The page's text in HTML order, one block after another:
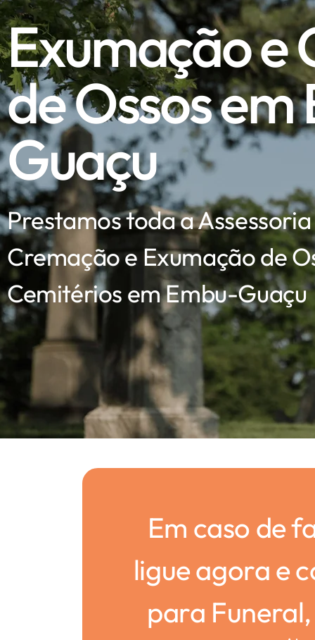
Exumação e
de Ossos
Guaçu
Prestamos toda a
Cremação e Exumação de
Cemitérios em Embu-Guaçu
Em caso de
ligue agora e
para